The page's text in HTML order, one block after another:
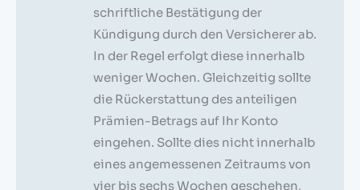
schriftliche Bestätigung der
Kündigung durch den Versicherer ab.
In der Regel erfolgt diese innerhalb
weniger Wochen. Gleichzeitig sollte
die Rückerstattung des anteiligen
Prämien-Betrags auf Ihr Konto
eingehen. Sollte dies nicht innerhalb
eines angemessenen Zeitraums von
vier bis sechs Wochen geschehen,